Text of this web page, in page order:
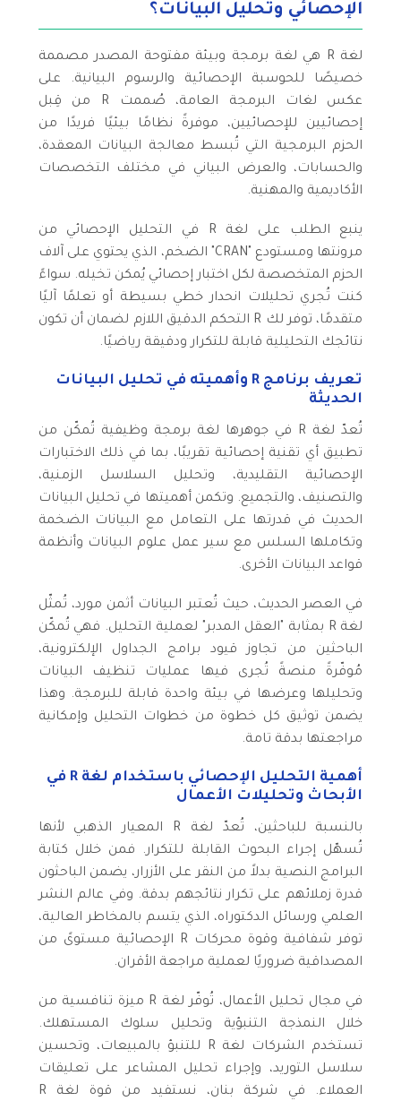
الإحصائي وتحليل البيانات؟
لغة R هي لغة برمجة وبيئة مفتوحة المصدر مصممة
خصيصًا للحوسبة الإحصائية والرسوم البيانية. على
عكس لغات البرمجة العامة، صُممت R من قِبل
إحصائيين للإحصائيين، موفرةً نظامًا بيئيًا فريدًا من
الحزم البرمجية التي تُبسط معالجة البيانات المعقدة،
والحسابات، والعرض البياني في مختلف التخصصات
الأكاديمية والمهنية.
ينبع الطلب على لغة R في التحليل الإحصائي من
مرونتها ومستودع "CRAN" الضخم، الذي يحتوي على آلاف
الحزم المتخصصة لكل اختبار إحصائي يُمكن تخيله. سواءً
كنت تُجري تحليلات انحدار خطي بسيطة أو تعلمًا آليًا
متقدمًا، توفر لك R التحكم الدقيق اللازم لضمان أن تكون
نتائجك التحليلية قابلة للتكرار ودقيقة رياضيًا.
تعريف برنامج R وأهميته في تحليل البيانات
الحديثة
تُعدّ لغة R في جوهرها لغة برمجة وظيفية تُمكّن من
تطبيق أي تقنية إحصائية تقريبًا، بما في ذلك الاختبارات
الإحصائية التقليدية، وتحليل السلاسل الزمنية،
والتصنيف، والتجميع. وتكمن أهميتها في تحليل البيانات
الحديث في قدرتها على التعامل مع البيانات الضخمة
وتكاملها السلس مع سير عمل علوم البيانات وأنظمة
قواعد البيانات الأخرى.
في العصر الحديث، حيث تُعتبر البيانات أثمن مورد، تُمثّل
لغة R بمثابة "العقل المدبر" لعملية التحليل. فهي تُمكّن
الباحثين من تجاوز قيود برامج الجداول الإلكترونية،
مُوفّرةً منصةً تُجرى فيها عمليات تنظيف البيانات
وتحليلها وعرضها في بيئة واحدة قابلة للبرمجة. وهذا
يضمن توثيق كل خطوة من خطوات التحليل وإمكانية
مراجعتها بدقة تامة.
أهمية التحليل الإحصائي باستخدام لغة R في
الأبحاث وتحليلات الأعمال
بالنسبة للباحثين، تُعدّ لغة R المعيار الذهبي لأنها
تُسهّل إجراء البحوث القابلة للتكرار. فمن خلال كتابة
البرامج النصية بدلاً من النقر على الأزرار، يضمن الباحثون
قدرة زملائهم على تكرار نتائجهم بدقة. وفي عالم النشر
العلمي ورسائل الدكتوراه، الذي يتسم بالمخاطر العالية،
توفر شفافية وقوة محركات R الإحصائية مستوىً من
المصداقية ضروريًا لعملية مراجعة الأقران.
في مجال تحليل الأعمال، تُوفّر لغة R ميزة تنافسية من
خلال النمذجة التنبؤية وتحليل سلوك المستهلك.
تستخدم الشركات لغة R للتنبؤ بالمبيعات، وتحسين
سلاسل التوريد، وإجراء تحليل المشاعر على تعليقات
العملاء. في شركة بنان، نستفيد من قوة لغة R